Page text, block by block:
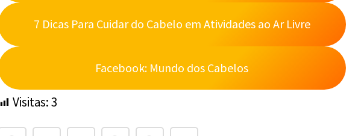
7 Dicas Para Cuidar do Cabelo em Atividades ao Ar Livre
Facebook: Mundo dos Cabelos
Visitas:3